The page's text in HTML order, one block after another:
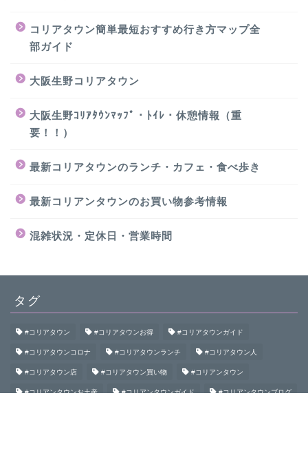
コリアタウン簡単最短おすすめ行き方マップ全
部ガイド
大阪生野コリアタウン
大阪生野ｺﾘｱﾀｳﾝﾏｯﾌﾟ・ﾄｲﾚ・休憩情報（重
要！！）
最新コリアタウンのランチ・カフェ・食べ歩き
最新コリアンタウンのお買い物参考情報
混雑状況・定休日・営業時間
タグ
#コリアタウン #コリアタウンお得 #コリアタウンガイド
#コリアタウンコロナ #コリアタウンランチ #コリアタウン人
#コリアタウン店 #コリアタウン買い物 #コリアンタウン
#コリアンタウンお土産 #コリアンタウンガイド #コリアンタウンブログ